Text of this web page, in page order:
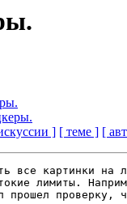
] [ теме ] [
все картинки на
лимиты.
прошел проверку,